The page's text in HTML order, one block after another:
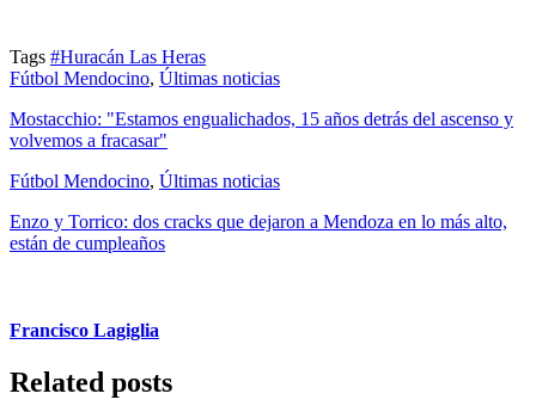
Tags #Huracán Las Heras
Fútbol Mendocino, Últimas noticias
Mostacchio: "Estamos engualichados, 15 años detrás del ascenso y
volvemos a fracasar"
Fútbol Mendocino, Últimas noticias
Enzo y Torrico: dos cracks que dejaron a Mendoza en lo más alto,
están de cumpleaños
Francisco Lagiglia
Related posts